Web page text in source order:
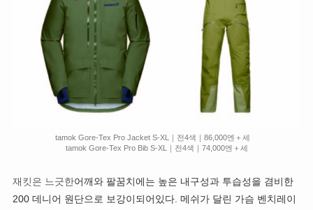
tamok Gore-Tex Pro Jacket S-XL｜전4색｜86,000엔＋세
tamok Gore-Tex Pro Bib S-XL｜전4색｜74,000엔＋세
재킷은 느긋한어깨와 팔꿈치에는 높은 내구성과 투습성을 겸비한
200 데니어 원단으로 보강이되어있다. 메쉬가 달린 가슴 벤치레이